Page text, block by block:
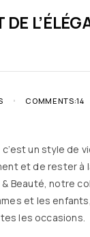
COMMENTS:14
un style de
et de rester à
Beauté, notre
et les
les occasions.